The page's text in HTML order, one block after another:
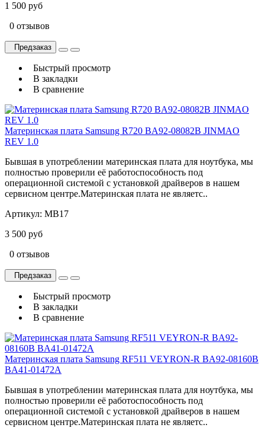
1 500 руб
0 отзывов
Предзаказ
Быстрый просмотр
В закладки
В сравнение
Материнская плата Samsung R720 BA92-08082B JINMAO
REV 1.0
Бывшая в употреблении материнская плата для ноутбука, мы
полностью проверили её работоспособность под
операционной системой с установкой драйверов в нашем
сервисном центре.Материнская плата не являетс..
Артикул: MB17
3 500 руб
0 отзывов
Предзаказ
Быстрый просмотр
В закладки
В сравнение
Материнская плата Samsung RF511 VEYRON-R BA92-08160B
BA41-01472A
Бывшая в употреблении материнская плата для ноутбука, мы
полностью проверили её работоспособность под
операционной системой с установкой драйверов в нашем
сервисном центре.Материнская плата не являетс..